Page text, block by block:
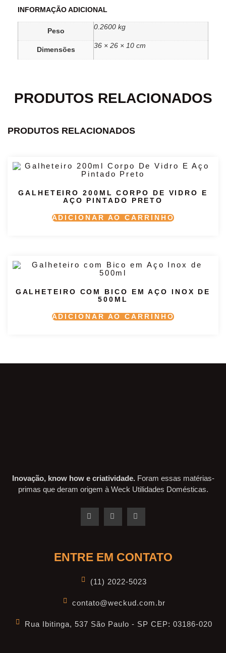
INFORMAÇÃO ADICIONAL
Peso
0.2600 kg
Dimensões
36 × 26 × 10 cm
PRODUTOS RELACIONADOS
PRODUTOS RELACIONADOS
GALHETEIRO 200ML CORPO DE VIDRO E
AÇO PINTADO PRETO
ADICIONAR AO CARRINHO
GALHETEIRO COM BICO EM AÇO INOX DE
500ML
ADICIONAR AO CARRINHO
Inovação, know how e criatividade. Foram essas matérias-
primas que deram origem à Weck Utilidades Domésticas.
ENTRE EM CONTATO
(11) 2022-5023
contato@weckud.com.br
Rua Ibitinga, 537 São Paulo - SP CEP: 03186-020